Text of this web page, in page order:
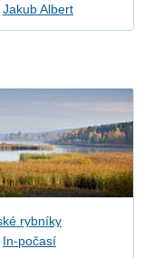
Jakub Albert
rybníky
In-počasí